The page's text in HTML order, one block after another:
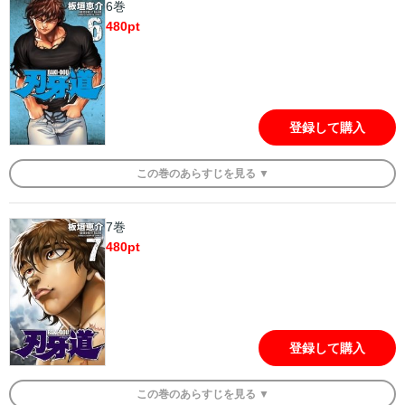
6巻
480pt
登録して購入
この巻のあらすじを 見る ▼
7巻
480pt
登録して購入
この巻のあらすじを 見る ▼